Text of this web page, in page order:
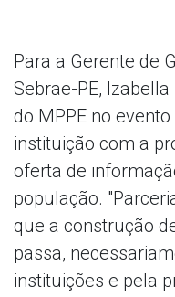
Para a Gerente de
Sebrae-PE,
do MPPE no
instituição com a
oferta de
população.
que a construção
passa,
instituições e pela